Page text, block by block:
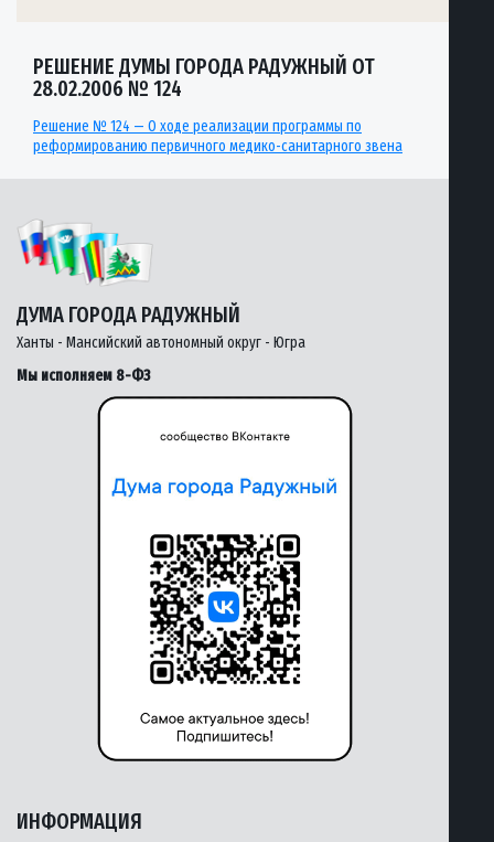
РЕШЕНИЕ ДУМЫ ГОРОДА РАДУЖНЫЙ ОТ
28.02.2006 № 124
Решение № 124 — О ходе реализации программы по
реформированию первичного медико-санитарного звена
ДУМА ГОРОДА РАДУЖНЫЙ
Ханты - Мансийский автономный округ - Югра
Мы исполняем 8-ФЗ
ИНФОРМАЦИЯ